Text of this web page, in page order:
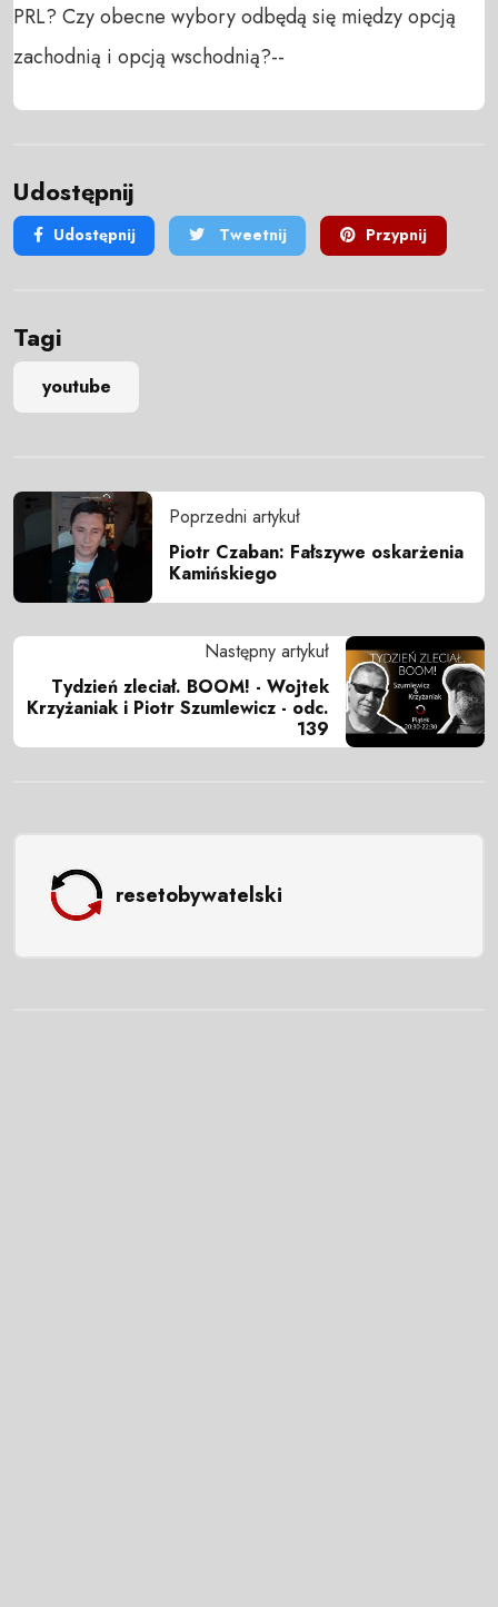
PRL? Czy obecne wybory odbędą się między opcją
zachodnią i opcją wschodnią?--
Udostępnij
Udostępnij Tweetnij Przypnij
Tagi
youtube
Poprzedni artykuł
Piotr Czaban: Fałszywe oskarżenia
Kamińskiego
Następny artykuł
Tydzień zleciał. BOOM! - Wojtek
Krzyżaniak i Piotr Szumlewicz - odc.
139
resetobywatelski